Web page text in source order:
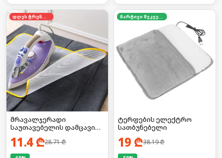
დღეს ტრენდში
მრავალჯერადი
საუთავებელის დამცავი
11.4₾28.71₾
მარტივი შეკვეთა
ტერფების ელექტრო
სათბუნებელი
19 ₾38.19₾